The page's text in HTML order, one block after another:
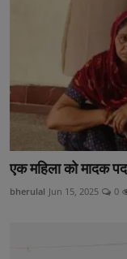
एक महिला को मादक
bherulal Jun 15, 2025 0